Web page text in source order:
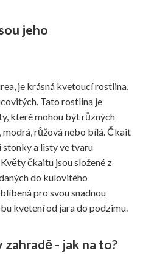
jeho
je krásná kvetoucí rostlina,
Tato rostlina je
které mohou být různých
růžová nebo bílá. Čkait
a listy ve tvaru
čkaitu jsou složené z
do kulovitého
pro svou snadnou
kvetení od jara do podzimu.
- jak na to?